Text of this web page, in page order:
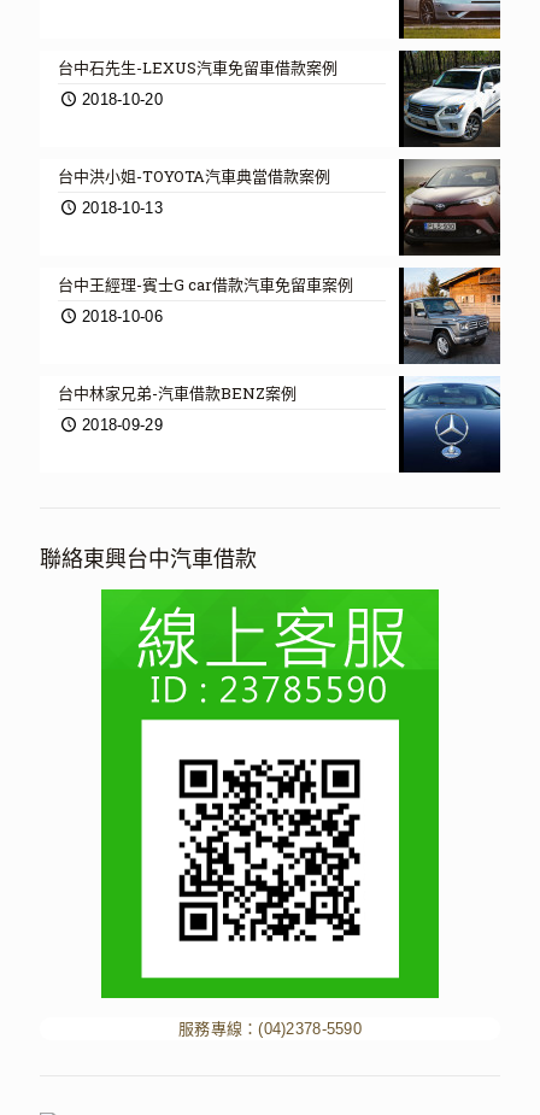
台中石先生-LEXUS汽車免留車借款案例
2018-10-20
台中洪小姐-TOYOTA汽車典當借款案例
2018-10-13
台中王經理-賓士G car借款汽車免留車案例
2018-10-06
台中林家兄弟-汽車借款BENZ案例
2018-09-29
聯絡東興台中汽車借款
服務專線：(04)2378-5590